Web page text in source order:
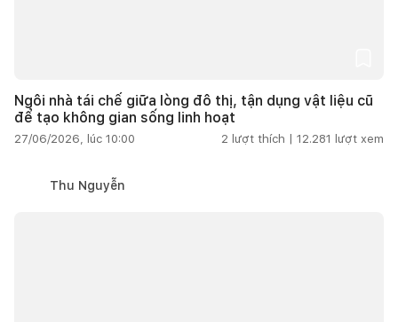
Ngôi nhà tái chế giữa lòng đô thị, tận dụng vật liệu cũ
để tạo không gian sống linh hoạt
27/06/2026, lúc 10:00 2 lượt thích | 12.281 lượt xem
Thu Nguyễn